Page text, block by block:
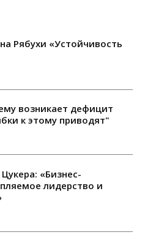
Рябухи «Устойчивость
возникает дефицит
к этому приводят"
«Бизнес-
лидерство и